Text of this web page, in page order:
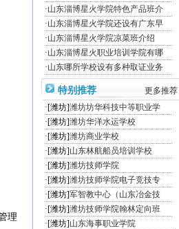
理
·山东淄博星火学院特色产品班介
·山东淄博星火学院还设有广东早
·山东淄博星火学院凉菜班介绍
·山东淄博星火职业培训学院有哪
·山东哪所学校设有多种取证业务
特别推荐
更多推荐
·[潍坊]潍坊坊华科技中等职业学
·[潍坊]潍坊华洋水运学校
·[潍坊]潍坊商业学校
·[潍坊]山东林航船员培训学校
·[潍坊]潍坊技师学院
·[潍坊]潍坊技师学院电子竞技专
·[潍坊]军智教中心（山东冶金技
·[潍坊]潍坊技师学院翰林定向班
·[潍坊]山东海事职业学院